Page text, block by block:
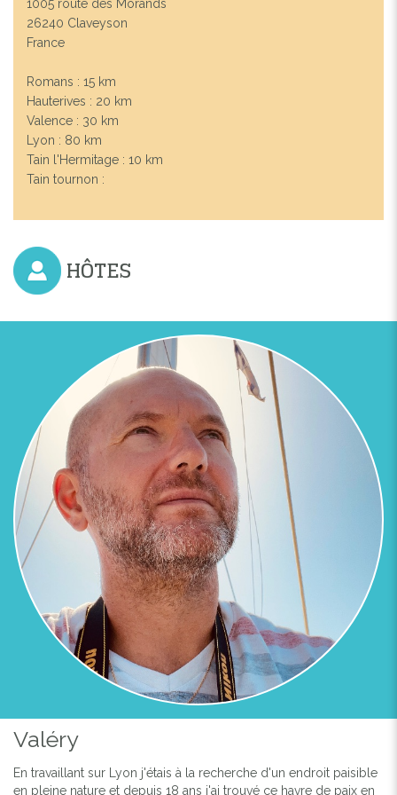
1005 route des Morands
26240 Claveyson
France
Romans : 15 km
Hauterives : 20 km
Valence : 30 km
Lyon : 80 km
Tain l'Hermitage : 10 km
Tain tournon :
HÔTES
Valéry
En travaillant sur Lyon j'étais à la recherche d'un endroit paisible
en pleine nature et depuis 18 ans j'ai trouvé ce havre de paix en